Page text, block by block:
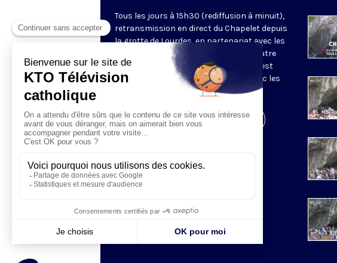
Tous les jours à 15h30 (rediffusion à minuit),
retransmission en direct du Chapelet depuis
la grotte de Lourdes, en partenariat avec les
Sanctuaires. Chaque jour, l'une des quatre
méditations des mystères du Rosaire est
proposée en communion de prière avec les
Visiter la page de l'émission